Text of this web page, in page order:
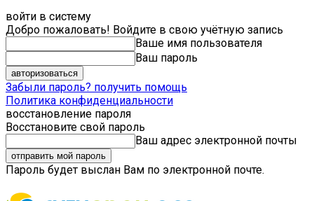
войти в систему
Добро пожаловать! Войдите в свою учётную запись
Ваше имя пользователя
Ваш пароль
Забыли пароль? получить помощь
Политика конфиденциальности
восстановление пароля
Восстановите свой пароль
Ваш адрес электронной почты
Пароль будет выслан Вам по электронной почте.